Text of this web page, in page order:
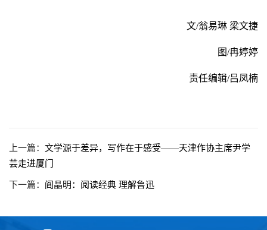
文/翁易琳 梁文捷
图/冉婷婷
责任编辑/吕凤楠
上一篇： 文学源于差异，写作在于感受——天津作协主席尹学
芸走进厦门
下一篇： 阎晶明：阅读经典 理解鲁迅